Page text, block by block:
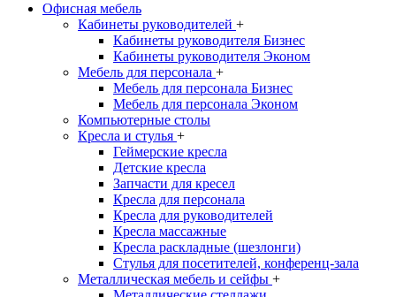
Офисная мебель
Кабинеты руководителей +
Кабинеты руководителя Бизнес
Кабинеты руководителя Эконом
Мебель для персонала +
Мебель для персонала Бизнес
Мебель для персонала Эконом
Компьютерные столы
Кресла и стулья +
Геймерские кресла
Детские кресла
Запчасти для кресел
Кресла для персонала
Кресла для руководителей
Кресла массажные
Кресла раскладные (шезлонги)
Стулья для посетителей, конференц-зала
Металлическая мебель и сейфы +